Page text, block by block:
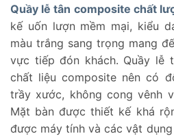
Quầy lễ tân composite chất
kế uốn lượn mềm mại, kiểu
màu trắng sang trọng mang
vực tiếp đón khách. Quầy lễ
chất liệu composite nên có
trầy xước, không cong vênh
Mặt bàn được thiết kế khá
được máy tính và các vật